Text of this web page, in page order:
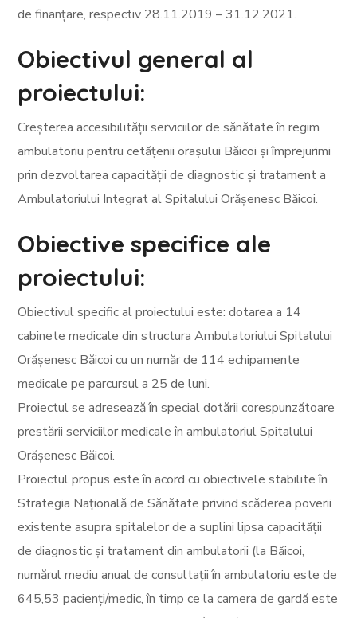
de finanțare, respectiv 28.11.2019 – 31.12.2021.
Obiectivul general al
proiectului:
Creșterea accesibilității serviciilor de sănătate în regim
ambulatoriu pentru cetățenii orașului Băicoi și împrejurimi
prin dezvoltarea capacității de diagnostic și tratament a
Ambulatoriului Integrat al Spitalului Orășenesc Băicoi.
Obiective specifice ale
proiectului:
Obiectivul specific al proiectului este: dotarea a 14
cabinete medicale din structura Ambulatoriului Spitalului
Orășenesc Băicoi cu un număr de 114 echipamente
medicale pe parcursul a 25 de luni.
Proiectul se adresează în special dotării corespunzătoare
prestării serviciilor medicale în ambulatoriul Spitalului
Orășenesc Băicoi.
Proiectul propus este în acord cu obiectivele stabilite în
Strategia Națională de Sănătate privind scăderea poverii
existente asupra spitalelor de a suplini lipsa capacității
de diagnostic și tratament din ambulatorii (la Băicoi,
numărul mediu anual de consultații în ambulatoriu este de
645,53 pacienți/medic, în timp ce la camera de gardă este